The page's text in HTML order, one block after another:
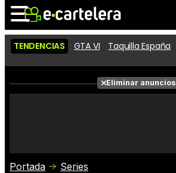
Noticias Cartelera
Críticas
TENDENCIAS GTA VI Taquilla España
Eliminar anuncios
Portada Series